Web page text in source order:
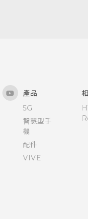
產品
5G
智慧型手
機
配件
VIVE